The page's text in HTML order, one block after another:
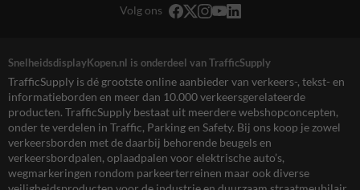
Volg ons
SnelheidsdisplayKopen.nl is onderdeel van TrafficSupply
TrafficSupply is dé grootste online aanbieder van verkeers-, tekst- en
informatieborden en meer dan 10.000 verkeersgerelateerde
producten. TrafficSupply bestaat uit meerdere webshopconcepten,
onder te verdelen in Traffic, Parking en Safety. Bij ons koop je zowel
verkeersborden met de daarbij behorende beugels en
verkeersbordpalen, oplaadpalen voor elektrische auto’s,
wegmarkeringen rondom parkeerterreinen maar ook diverse